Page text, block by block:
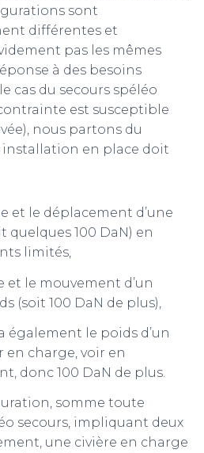
sont
différentes et
pas les mêmes
à des besoins
cas du secours spéléo
est susceptible
nous partons du
installation en place doit
et le déplacement d’une
quelques 100 DaN) en
limités,
et le mouvement d’un
(soit 100 DaN de plus),
également le poids d’un
en charge, voir en
donc 100 DaN de plus.
somme toute
secours, impliquant deux
une civière en charge